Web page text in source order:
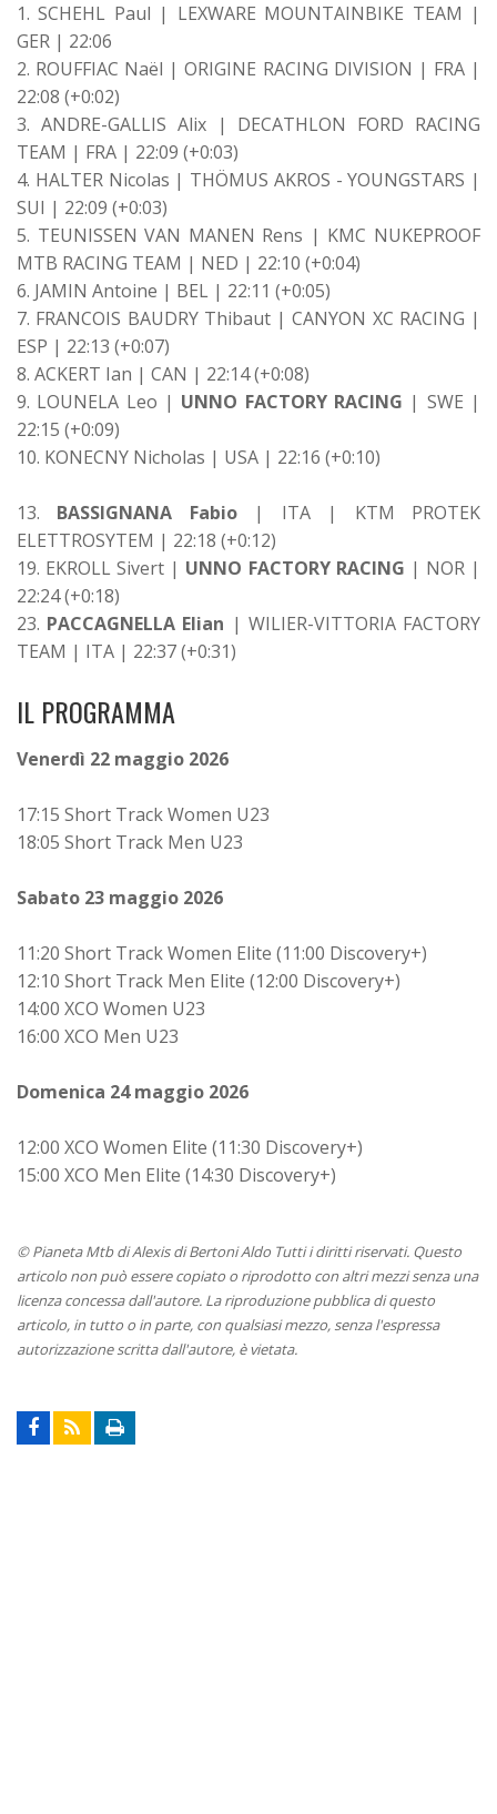
1. SCHEHL Paul | LEXWARE MOUNTAINBIKE TEAM |
GER | 22:06
2. ROUFFIAC Naël | ORIGINE RACING DIVISION | FRA |
22:08 (+0:02)
3. ANDRE-GALLIS Alix | DECATHLON FORD RACING
TEAM | FRA | 22:09 (+0:03)
4. HALTER Nicolas | THÖMUS AKROS - YOUNGSTARS |
SUI | 22:09 (+0:03)
5. TEUNISSEN VAN MANEN Rens | KMC NUKEPROOF
MTB RACING TEAM | NED | 22:10 (+0:04)
6. JAMIN Antoine | BEL | 22:11 (+0:05)
7. FRANCOIS BAUDRY Thibaut | CANYON XC RACING |
ESP | 22:13 (+0:07)
8. ACKERT Ian | CAN | 22:14 (+0:08)
9. LOUNELA Leo | UNNO FACTORY RACING | SWE |
22:15 (+0:09)
10. KONECNY Nicholas | USA | 22:16 (+0:10)
13. BASSIGNANA Fabio| ITA | KTM PROTEK
ELETTROSYTEM | 22:18 (+0:12)
19. EKROLL Sivert | UNNO FACTORY RACING | NOR |
22:24 (+0:18)
23. PACCAGNELLA Elian | WILIER-VITTORIA FACTORY
TEAM | ITA | 22:37 (+0:31)
IL PROGRAMMA
Venerdì 22 maggio 2026
17:15 Short Track Women U23
18:05 Short Track Men U23
Sabato 23 maggio 2026
11:20 Short Track Women Elite (11:00 Discovery+)
12:10 Short Track Men Elite (12:00 Discovery+)
14:00 XCO Women U23
16:00 XCO Men U23
Domenica 24 maggio 2026
12:00 XCO Women Elite (11:30 Discovery+)
15:00 XCO Men Elite (14:30 Discovery+)
© Pianeta Mtb di Alexis di Bertoni Aldo Tutti i diritti riservati. Questo
articolo non può essere copiato o riprodotto con altri mezzi senza una
licenza concessa dall'autore. La riproduzione pubblica di questo
articolo, in tutto o in parte, con qualsiasi mezzo, senza l'espressa
autorizzazione scritta dall'autore, è vietata.